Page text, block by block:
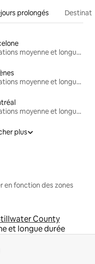
prolongés
Locations moyenne et longue durée
Locations moyenne et longue durée
Locations moyenne et longue durée
plus
en fonction des zones
County
et longue durée